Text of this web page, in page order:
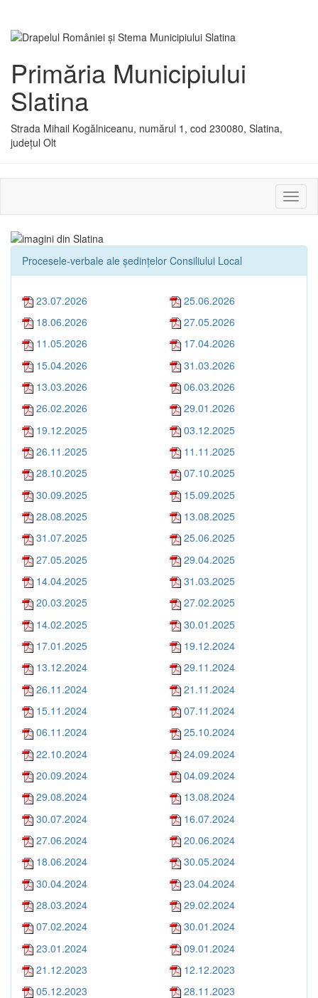
Primăria Municipiului
Slatina
Strada Mihail Kogălniceanu, numărul 1, cod 230080, Slatina,
județul Olt
sau
Procesele-verbale ale ședințelor Consiliului Local
23.07.2026
25.06.2026
18.06.2026
27.05.2026
11.05.2026
17.04.2026
15.04.2026
31.03.2026
13.03.2026
06.03.2026
26.02.2026
29.01.2026
19.12.2025
03.12.2025
26.11.2025
11.11.2025
28.10.2025
07.10.2025
30.09.2025
15.09.2025
28.08.2025
13.08.2025
31.07.2025
25.06.2025
27.05.2025
29.04.2025
14.04.2025
31.03.2025
20.03.2025
27.02.2025
14.02.2025
30.01.2025
17.01.2025
19.12.2024
13.12.2024
29.11.2024
26.11.2024
21.11.2024
15.11.2024
07.11.2024
06.11.2024
25.10.2024
22.10.2024
24.09.2024
20.09.2024
04.09.2024
29.08.2024
13.08.2024
30.07.2024
16.07.2024
27.06.2024
20.06.2024
18.06.2024
30.05.2024
30.04.2024
23.04.2024
28.03.2024
29.02.2024
07.02.2024
30.01.2024
23.01.2024
09.01.2024
21.12.2023
12.12.2023
05.12.2023
28.11.2023